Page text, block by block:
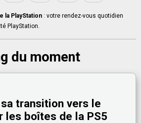
la PlayStation : votre rendez-vous quotidien
PlayStation.
du moment
transition vers le
les boîtes de la PS5